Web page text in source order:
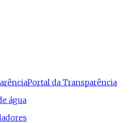
Portal da Transparência
água